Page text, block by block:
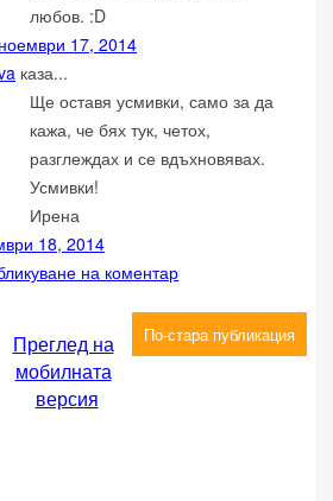
любов. :D
17, 2014
каза...
Ще оставя усмивки, само за да
кажа, че бях тук, четох,
разглеждах и се вдъхновявах.
Усмивки!
Ирена
18, 2014
на коментар
По-стара публикация
Преглед на
мобилната
версия